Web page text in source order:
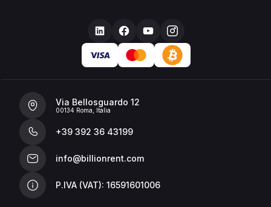
Via Bellosguardo 12
00134 Roma, Italia
+39 392 36 43199
info@billionrent.com
P.IVA (VAT): 16591601006